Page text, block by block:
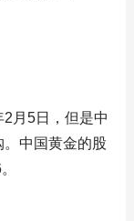
月5日，但是中
中国黄金的股